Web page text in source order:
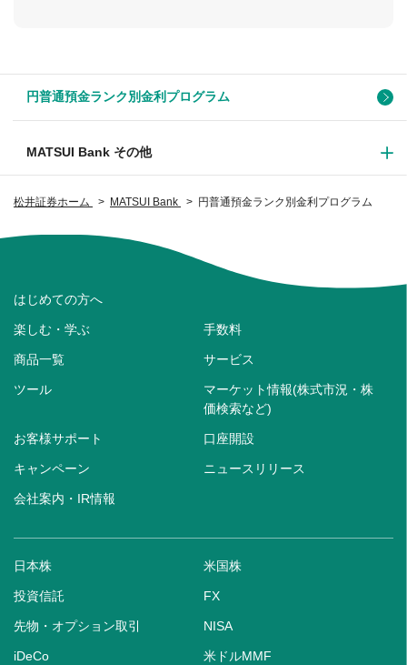
松井証券ホーム MATSUI Bank 円普通預金ランク別金利プログラム
円普通預金ランク別金利プログラム
MATSUI Bank その他
はじめての方へ
楽しむ・学ぶ 手数料
商品一覧 サービス
ツール
マーケット情報(株式市況・株
価検索など)
お客様サポート 口座開設
キャンペーン ニュースリリース
会社案内・IR情報
日本株 米国株
投資信託 FX
先物・オプション取引 NISA
iDeCo 米ドルMMF